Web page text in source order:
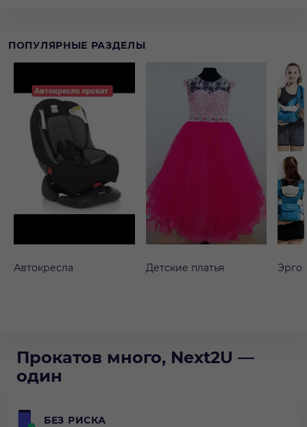
ПОПУЛЯРНЫЕ РАЗДЕЛЫ
Автокресла Детские платья Эрго
Прокатов много, Next2U —
один
БЕЗ РИСКА